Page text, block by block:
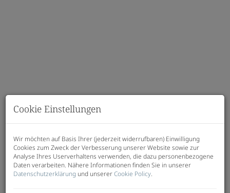
Cookie Einstellungen
Wir möchten auf Basis Ihrer (jederzeit widerrufbaren) Einwilligung
Cookies zum Zweck der Verbesserung unserer Website sowie zur
Analyse Ihres Userverhaltens verwenden, die dazu personenbezogene
Daten verarbeiten. Nähere Informationen finden Sie in unserer
Datenschutzerklärung und unsererCookie Policy.